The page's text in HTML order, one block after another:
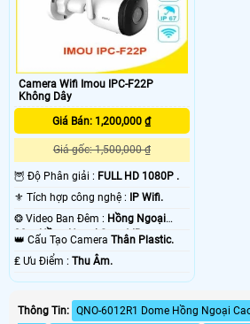
Camera Wifi Imou IPC-F22P
Không Dây
Giá Bán: 1,200,000 ₫
Giá gốc: 1,500,000 ₫
🦉 Độ Phân giải : FULL HD 1080P .
⚜️ Tích hợp công nghệ :
IP Wifi.
❂ Video Ban Đêm : Hồng Ngoại
30m Hồng Ngoại Smart IR.
👑 Cấu Tạo Camera Thân Plastic.
️₤ Ưu Điểm : Thu Âm.
Thông Tin: QNO-6012R1 Dome Hồng Ngoại